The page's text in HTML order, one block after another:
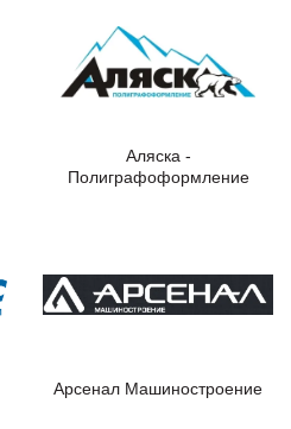
Аляска -
Полиграфоформление
Арсенал Машиностроение